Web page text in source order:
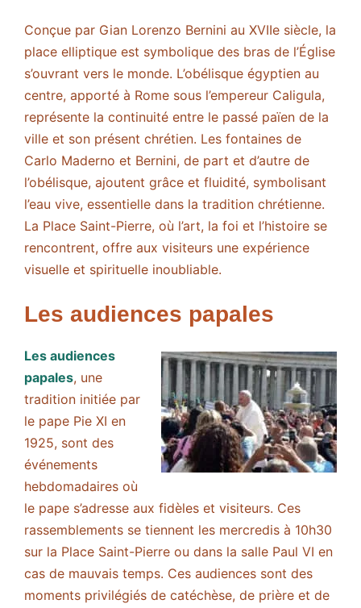
Conçue par Gian Lorenzo Bernini au XVIIe siècle, la
place elliptique est symbolique des bras de l’Église
s’ouvrant vers le monde. L’obélisque égyptien au
centre, apporté à Rome sous l’empereur Caligula,
représente la continuité entre le passé païen de la
ville et son présent chrétien. Les fontaines de
Carlo Maderno et Bernini, de part et d’autre de
l’obélisque, ajoutent grâce et fluidité, symbolisant
l’eau vive, essentielle dans la tradition chrétienne.
La Place Saint-Pierre, où l’art, la foi et l’histoire se
rencontrent, offre aux visiteurs une expérience
visuelle et spirituelle inoubliable.
Les audiences papales
Les audiences
papales, une
tradition initiée par
le pape Pie XI en
1925, sont des
événements
hebdomadaires où
le pape s’adresse aux fidèles et visiteurs. Ces
rassemblements se tiennent les mercredis à 10h30
sur la Place Saint-Pierre ou dans la salle Paul VI en
cas de mauvais temps. Ces audiences sont des
moments privilégiés de catéchèse, de prière et de